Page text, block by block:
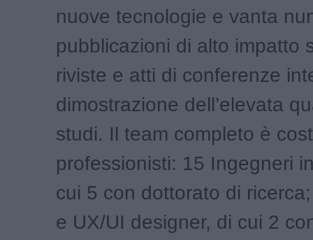
nuove tecnologie e vanta
pubblicazioni di alto impatto
riviste e atti di conferenze
dimostrazione dell’elevata
studi. Il team completo è
professionisti: 15 Ingegneri
cui 5 con dottorato di
e UX/UI designer, di cui 2